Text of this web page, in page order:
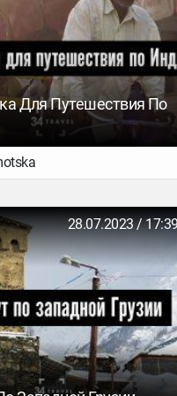
Для Путешествия По
28.07.2023 /